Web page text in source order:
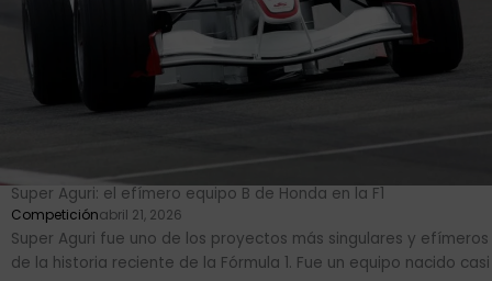
Super Aguri: el efímero equipo B de Honda en la F1
Competiciónabril 21, 2026
Super Aguri fue uno de los proyectos más singulares y efímeros
de la historia reciente de la Fórmula 1. Fue un equipo nacido casi